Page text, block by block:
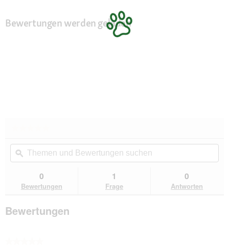
Bewertungen werden geladen
Beurteilungswert
für
Tierlando
Orthopädisches
Hundebett
Teddy-
Themen
und
Bewertungen
ϙ
0
Bewertungen
1
Frage
0
Antworten
Bewertungen